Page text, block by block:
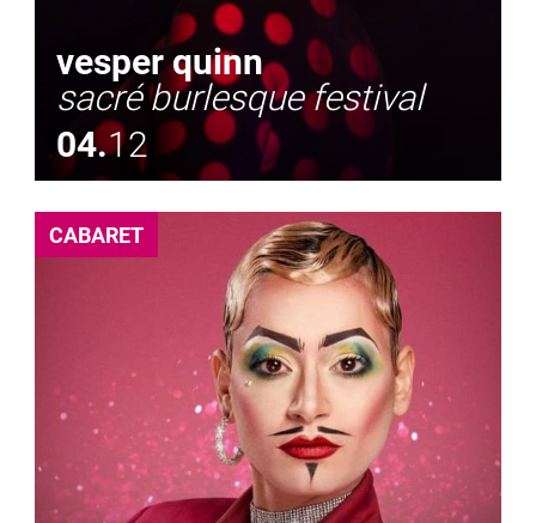
vesper quinn
sacré burlesque festival
04.12
CABARET